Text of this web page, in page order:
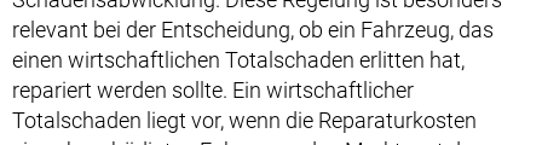
relevant bei der Entscheidung, ob ein Fahrzeug, das
einen wirtschaftlichen Totalschaden erlitten hat,
repariert werden sollte. Ein wirtschaftlicher
Totalschaden liegt vor, wenn die Reparaturkosten